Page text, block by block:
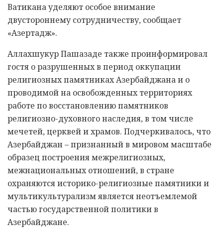
Ватикана уделяют особое внимание
двустороннему сотрудничеству, сообщает
«Азертадж».
Аллахшукур Пашазаде также проинформировал
гостя о разрушенных в период оккупации
религиозных памятниках Азербайджана и о
проводимой на освобожденных территориях
работе по восстановлению памятников
религиозно-духовного наследия, в том числе
мечетей, церквей и храмов. Подчеркивалось, что
Азербайджан – признанный в мировом масштабе
образец построения межрелигиозных,
межнациональных отношений, в стране
охраняются историко-религиозные памятники и
мультикультурализм является неотъемлемой
частью государственной политики в
Азербайджане.